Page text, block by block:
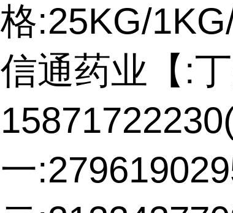
格:25KG/
信通药业【:
一